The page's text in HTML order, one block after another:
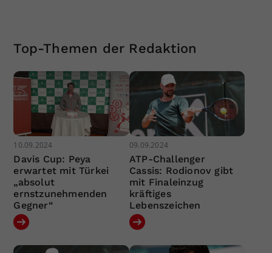
Top-Themen der Redaktion
10.09.2024
Davis Cup: Peya
erwartet mit Türkei
„absolut
ernstzunehmenden
Gegner“
09.09.2024
ATP-Challenger
Cassis: Rodionov gibt
mit Finaleinzug
kräftiges
Lebenszeichen